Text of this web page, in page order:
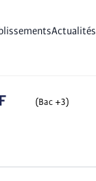
Actualités
(Bac +3)